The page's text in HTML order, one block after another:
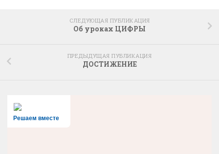
СЛЕДУЮЩАЯ ПУБЛИКАЦИЯ
Об уроках ЦИФРЫ
ПРЕДЫДУЩАЯ ПУБЛИКАЦИЯ
ДОСТИЖЕНИЕ
Решаем вместе